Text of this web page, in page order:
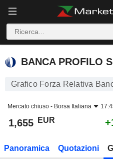
BANCA PROFILO S.P.A.
BANCA PROFILO
Grafico Forza Relativa
Mercato chiuso - Borsa Italiana
1,655 EUR
Panoramica Quotazioni